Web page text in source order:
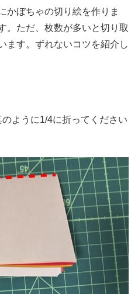
かぼちゃの切り絵を作りま
。ただ、枚数が多いと切り取
ます。ずれないコツを紹介し
ように1/4に折ってください